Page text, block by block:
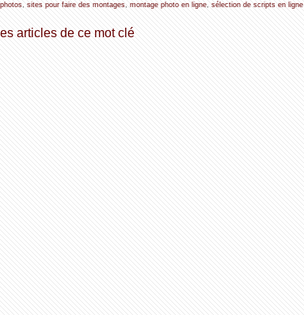
, sites pour faire des montages, montage photo en ligne, sélection de scripts en ligne
articles de ce mot clé